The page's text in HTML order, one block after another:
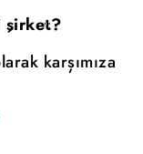
şirket?
karşımıza